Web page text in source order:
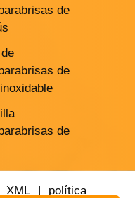
de
de
de
XML | política